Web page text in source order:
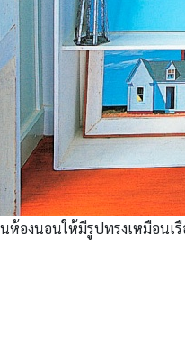
ห้องนอนให้มีรูปทรงเหมือนเ